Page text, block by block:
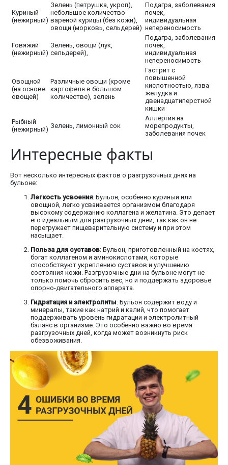
Куриный
(нежирный)
Зелень (петрушка, укроп),
небольшое количество
вареной курицы (без кожи),
овощи (морковь, сельдерей)
Подагра, заболевания
почек,
индивидуальная
непереносимость
Говяжий
(нежирный)
Зелень, овощи (лук,
сельдерей),
Подагра, заболевания
почек,
индивидуальная
непереносимость
Овощной
(на основе
овощей)
Различные овощи (кроме
картофеля в большом
количестве), зелень
Гастрит с
повышенной
кислотностью, язва
желудка и
двенадцатиперстной
кишки
Рыбный
(нежирный) Зелень, лимонный сок
Аллергия на
морепродукты,
заболевания почек
Интересные факты
Вот несколько интересных фактов о разгрузочных днях на
бульоне:
Легкость усвоения: Бульон, особенно куриный или
овощной, легко усваивается организмом благодаря
высокому содержанию коллагена и желатина. Это делает
его идеальным для разгрузочных дней, так как он не
перегружает пищеварительную систему и при этом
насыщает.
Польза для суставов: Бульон, приготовленный на костях,
богат коллагеном и аминокислотами, которые
способствуют укреплению суставов и улучшению
состояния кожи. Разгрузочные дни на бульоне могут не
только помочь сбросить вес, но и поддержать здоровье
опорно-двигательного аппарата.
Гидратация и электролиты: Бульон содержит воду и
минералы, такие как натрий и калий, что помогает
поддерживать уровень гидратации и электролитный
баланс в организме. Это особенно важно во время
разгрузочных дней, когда может возникнуть риск
обезвоживания.